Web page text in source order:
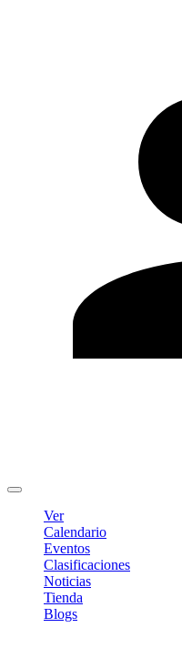
Ver
Calendario
Eventos
Clasificaciones
Noticias
Tienda
Blogs